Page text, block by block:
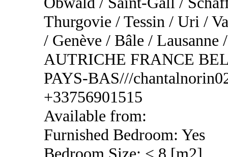
Thurgovie / Tessin / Uri /
/ Genève / Bâle /
AUTRICHE FRANCE
PAYS-BAS///
+33756901515
Available from:
Furnished Bedroom: Yes
Bedroom Size: < 8 [m2]